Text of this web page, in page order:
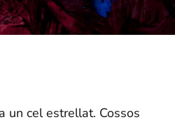
un cel estrellat. Cossos